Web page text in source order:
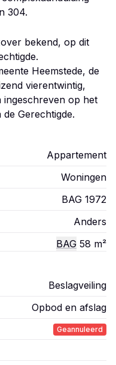
304.
bekend, op dit
Heemstede, de
vierentwintig,
ingeschreven op het
Gerechtigde.
Appartement
Woningen
BAG 1972
Anders
BAG 58 m²
Beslagveiling
Opbod en afslag
Geannuleerd